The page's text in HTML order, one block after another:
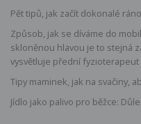
Pět tipů, jak začít dokonalé
Způsob, jak se díváme do
skloněnou hlavou je to stejná
vysvětluje přední fyzioterapeut
Tipy maminek, jak na svačiny,
Jídlo jako palivo pro běžce: